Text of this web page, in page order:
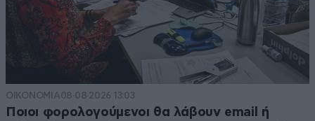
ΟΙΚΟΝΟΜΙΑ08·08·2026 13:03
Ποιοι φορολογούμενοι θα λάβουν email ή